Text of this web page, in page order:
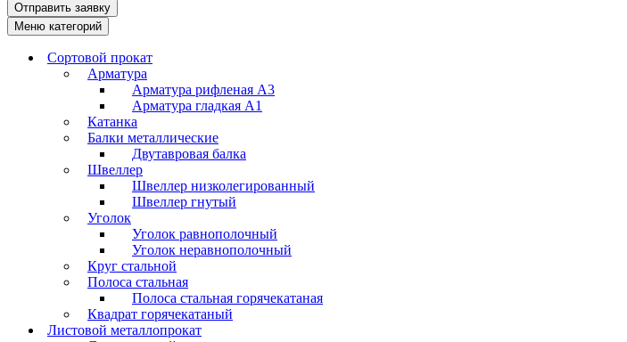
Отправить заявку
Меню категорий
Сортовой прокат
Арматура
Арматура рифленая А3
Арматура гладкая А1
Катанка
Балки металлические
Двутавровая балка
Швеллер
Швеллер низколегированный
Швеллер гнутый
Уголок
Уголок равнополочный
Уголок неравнополочный
Круг стальной
Полоса стальная
Полоса стальная горячекатаная
Квадрат горячекатаный
Листовой металлопрокат